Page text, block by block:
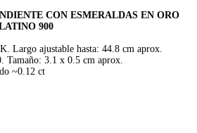
CON ESMERALDAS EN ORO
900
Largo ajustable hasta: 44.8 cm aprox.
Tamaño: 3.1 x 0.5 cm aprox.
~0.12 ct